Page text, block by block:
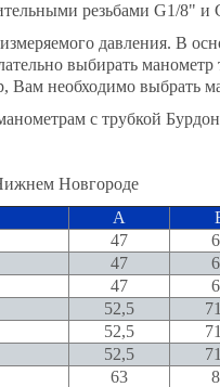
резьбами G1/8"
давления. В
выбирать
Вам необходимо выбрать
с трубкой
A
47
47
47
52,5
52,5
52,5
63